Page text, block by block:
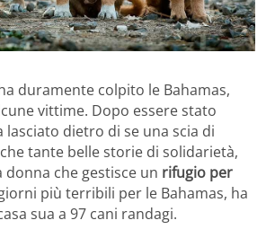
duramente colpito le Bahamas,
vittime. Dopo essere stato
lasciato dietro di se una scia di
tante belle storie di solidarietà,
che gestisce un rifugio per
più terribili per le Bahamas, ha
sua a 97 cani randagi.